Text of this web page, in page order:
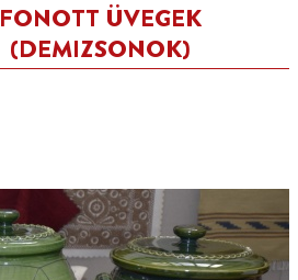
FONOTT ÜVEGEK
(DEMIZSONOK)